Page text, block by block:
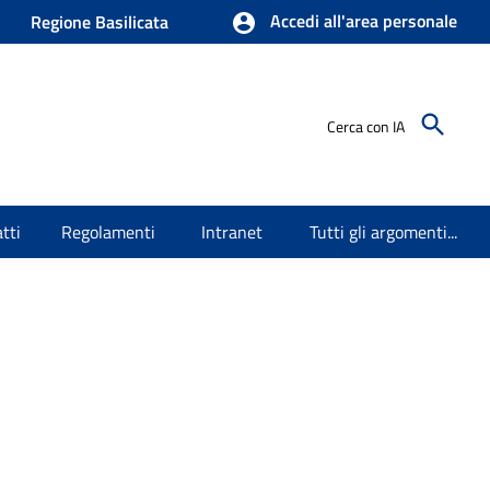
Regione Basilicata Accedi all'area personale
Cerca con IA
Regolamenti Intranet Tutti gli argomenti...